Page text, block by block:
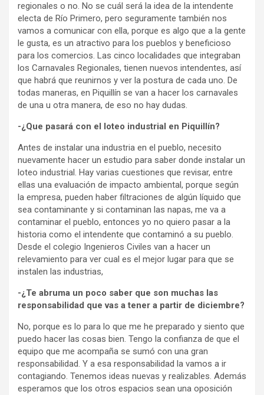
regionales o no. No se cuál será la idea de la intendente
electa de Río Primero, pero seguramente también nos
vamos a comunicar con ella, porque es algo que a la gente
le gusta, es un atractivo para los pueblos y beneficioso
para los comercios. Las cinco localidades que integraban
los Carnavales Regionales, tienen nuevos intendentes, así
que habrá que reunirnos y ver la postura de cada uno. De
todas maneras, en Piquillín se van a hacer los carnavales
de una u otra manera, de eso no hay dudas.
-¿Que pasará con el loteo industrial en Piquillín?
Antes de instalar una industria en el pueblo, necesito
nuevamente hacer un estudio para saber donde instalar un
loteo industrial. Hay varias cuestiones que revisar, entre
ellas una evaluación de impacto ambiental, porque según
la empresa, pueden haber filtraciones de algún líquido que
sea contaminante y si contaminan las napas, me va a
contaminar el pueblo, entonces yo no quiero pasar a la
historia como el intendente que contaminó a su pueblo.
Desde el colegio Ingenieros Civiles van a hacer un
relevamiento para ver cual es el mejor lugar para que se
instalen las industrias,
-¿Te abruma un poco saber que son muchas las
responsabilidad que vas a tener a partir de diciembre?
No, porque es lo para lo que me he preparado y siento que
puedo hacer las cosas bien. Tengo la confianza de que el
equipo que me acompaña se sumó con una gran
responsabilidad. Y a esa responsabilidad la vamos a ir
contagiando. Tenemos ideas nuevas y realizables. Además
esperamos que los otros espacios sean una oposición